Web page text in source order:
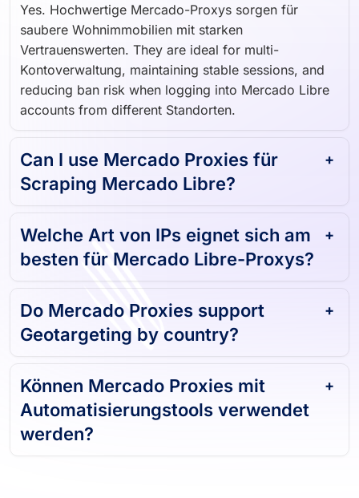
Yes. Hochwertige Mercado-Proxys sorgen für
saubere Wohnimmobilien mit starken
Vertrauenswerten. They are ideal for multi-
Kontoverwaltung, maintaining stable sessions, and
reducing ban risk when logging into Mercado Libre
accounts from different Standorten.
Can I use Mercado Proxies für
Scraping Mercado Libre?
Welche Art von IPs eignet sich am
besten für Mercado Libre-Proxys?
Do Mercado Proxies support
Geotargeting by country?
Können Mercado Proxies mit
Automatisierungstools verwendet
werden?